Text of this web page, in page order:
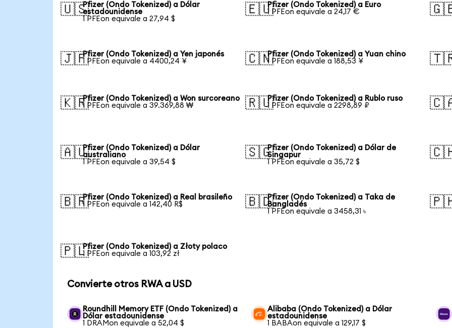
🇺🇸Pfizer (Ondo Tokenized) a Dólar
estadounidense
1 PFEon equivale a 27,94 $
🇪🇺Pfizer (Ondo Tokenized) a Euro
1 PFEon equivale a 24,17 €
🇯🇵Pfizer (Ondo Tokenized) a Yen japonés
1 PFEon equivale a 4400,24 ¥
🇨🇳Pfizer (Ondo Tokenized) a Yuan chino
1 PFEon equivale a 188,53 ¥
🇰🇷Pfizer (Ondo Tokenized) a Won surcoreano
1 PFEon equivale a 39.369,88 ₩
🇷🇺Pfizer (Ondo Tokenized) a Rublo ruso
1 PFEon equivale a 2298,89 ₽
🇦🇺Pfizer (Ondo Tokenized) a Dólar
australiano
1 PFEon equivale a 39,54 $
🇸🇬Pfizer (Ondo Tokenized) a Dólar de
Singapur
1 PFEon equivale a 35,72 $
🇧🇷Pfizer (Ondo Tokenized) a Real brasileño
1 PFEon equivale a 142,40 R$
🇧🇩Pfizer (Ondo Tokenized) a Taka de
Bangladés
1 PFEon equivale a 3458,31 ৳
🇵🇱Pfizer (Ondo Tokenized) a Złoty polaco
1 PFEon equivale a 103,92 zł
Convierte otros RWA a USD
Roundhill Memory ETF (Ondo Tokenized) a
Dólar estadounidense
1 DRAMon equivale a 52,04 $
Alibaba (Ondo Tokenized) a Dólar
estadounidense
1 BABAon equivale a 129,17 $